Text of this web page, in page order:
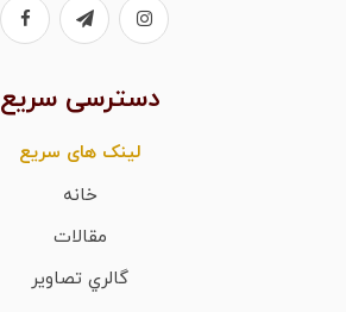
دسترسی سریع
لینک های سریع
خانه
مقالات
گالري تصاوير